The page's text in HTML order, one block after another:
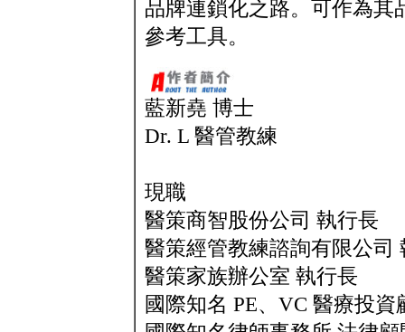
品牌連鎖化之路。可作為其
參考工具。
藍新堯 博士
Dr. L 醫管教練
現職
醫策商智股份公司 執行長
醫策經管教練諮詢有限公司
醫策家族辦公室 執行長
國際知名 PE、VC 醫療投資